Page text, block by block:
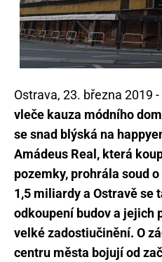
Ostrava, 23. března 2019 -
vleče kauza módního
se snad blýská na
Amádeus Real, která
pozemky, prohrála soud
1,5 miliardy a Ostravě se
odkoupení budov a jejich
velké zadostiučinění. O
centru města bojují od